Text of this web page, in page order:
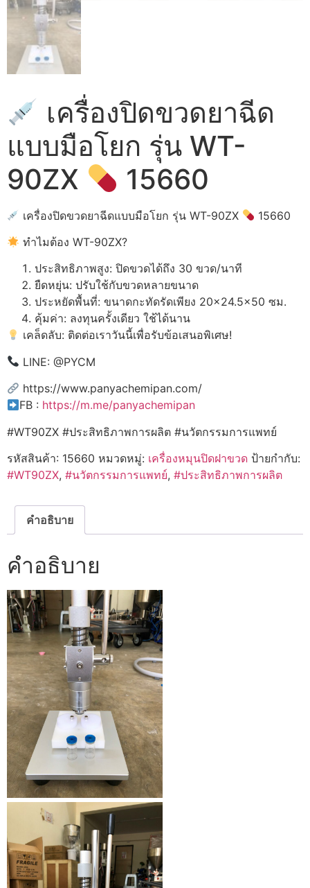
เครื่องปิดขวดยาฉีด
แบบมือโยก รุ่น WT-
90ZX
15660
เครื่องปิดขวดยาฉีดแบบมือโยก รุ่น WT-90ZX
15660
ทำไมต้อง WT-90ZX?
ประสิทธิภาพสูง: ปิดขวดได้ถึง 30 ขวด/นาที
ยืดหยุ่น: ปรับใช้กับขวดหลายขนาด
ประหยัดพื้นที่: ขนาดกะทัดรัดเพียง 20×24.5×50 ซม.
คุ้มค่า: ลงทุนครั้งเดียว ใช้ได้นาน
เคล็ดลับ: ติดต่อเราวันนี้เพื่อรับข้อเสนอพิเศษ!
LINE: @PYCM
https://www.panyachemipan.com/
FB : https://m.me/panyachemipan
#WT90ZX #ประสิทธิภาพการผลิต #นวัตกรรมการแพทย์
รหัสสินค้า: 15660 หมวดหมู่: เครื่องหมุนปิดฝาขวด ป้ายกำกับ:
#WT90ZX, #นวัตกรรมการแพทย์, #ประสิทธิภาพการผลิต
คำอธิบาย
คำอธิบาย